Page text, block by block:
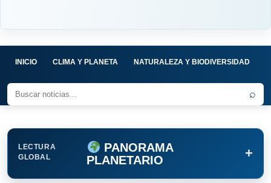
INICIO CLIMA Y PLANETA NATURALEZA Y BIODIVERSIDAD
⌕
LECTURA
GLOBAL
PANORAMA
PLANETARIO
+